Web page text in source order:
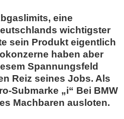
eine
wichtigster
sein Produkt eigentlich
haben aber
Spannungsfeld
Reiz seines Jobs. Als
Submarke „i“ Bei BMW
Machbaren ausloten.